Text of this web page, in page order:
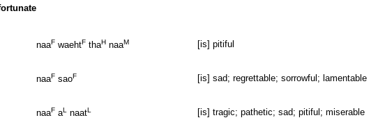
naaF waehtF thaH naaM [is] pitiful
naaF saoF [is] sad; regrettable; sorrowful; lamentable
naaF aL naatL [is] tragic; pathetic; sad; pitiful; miserable